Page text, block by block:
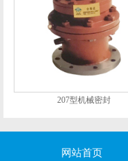
207型机械密封
网站首页